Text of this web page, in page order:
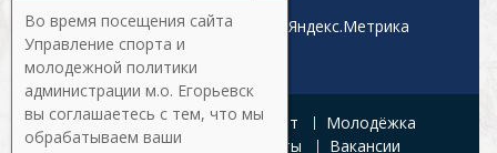
Главная Афиша Спорт
Молодёжка
Управление
Документы Вакансии
Во время посещения сайта
Управление спорта и
молодежной политики
администрации м.о. Егорьевск
вы соглашаетесь с тем, что мы
обрабатываем ваши